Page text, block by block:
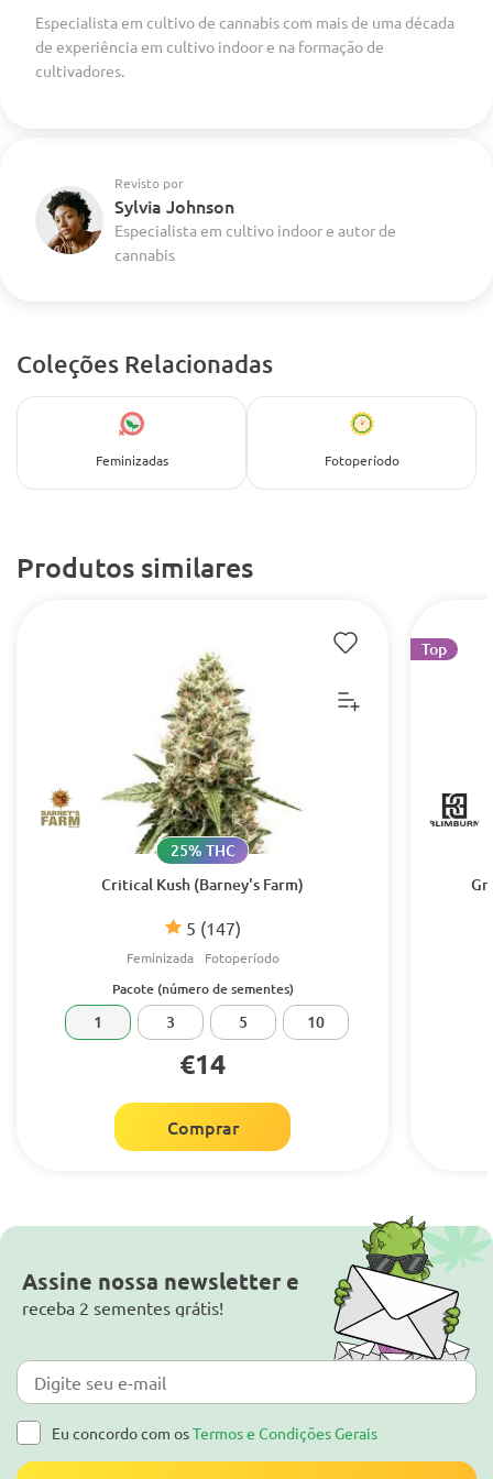
Especialista em cultivo de cannabis com mais de uma década
de experiência em cultivo indoor e na formação de
cultivadores.
Revisto por
Sylvia Johnson
Especialista em cultivo indoor e autor de
cannabis
Coleções Relacionadas
Feminizadas Fotoperíodo
Produtos similares
Critical Kush (Barney's Farm)
5 (147)
25% THC
Feminizada Fotoperíodo
Pacote (número de sementes)
1 3 5 10
€14
Comprar
Top
Assine nossa newsletter e
receba 2 sementes grátis!
Eu concordo com osTermos e Condições Gerais